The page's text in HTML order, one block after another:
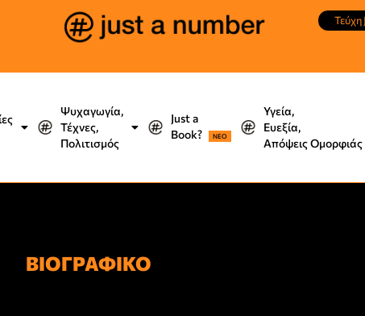
Τεύχη
Ψυχαγωγία,
Τέχνες,
Πολιτισμός
Just a
Book?
NEO
Υγεία,
Ευεξία,
Απόψεις Ομορφιάς
ΒΙΟΓΡΑΦΙΚΟ